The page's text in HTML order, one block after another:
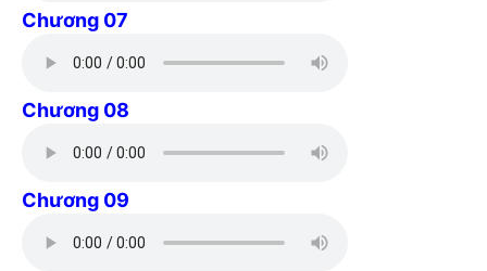
Chương 07
Chương 08
Chương 09